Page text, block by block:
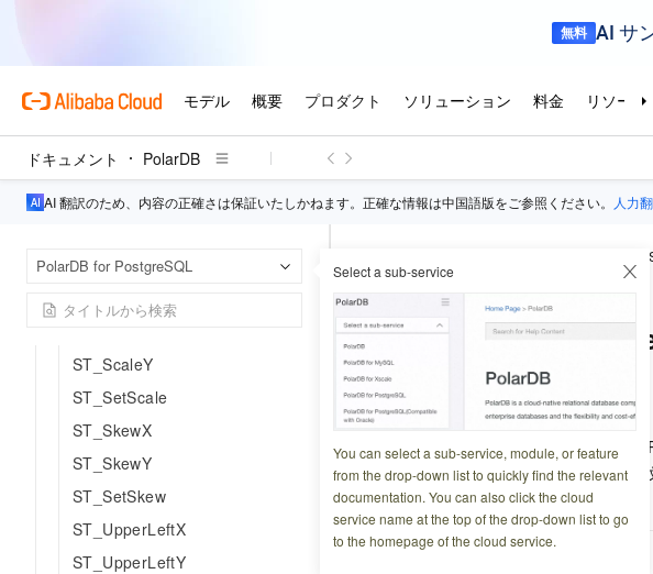
ドキュメント PolarDB
AI 翻訳のため、内容の正確さは保証いたしかねます。正確な情報は中国語版をご参照ください。 人力
PolarDB for PostgreSQL Select a sub-service
You can select a sub-service, module, or feature
from the drop-down list to quickly find the relevant
documentation. You can also click the cloud
service name at the top of the drop-down list to go
to the homepage of the cloud service.
ST_CellType
ST_InterleavingType
ST_TopPyramidLevel
ST_Extent
ST_ConvexHull
ST_Srid
ST_SetSrid
ST_ScaleY
ST_SetScale
ST_SkewX
ST_SkewY
ST_SetSkew
ST_UpperLeftX
ST_UpperLeftY
PolarDB for
ST_RPCGeoreference
更新日時
ラスタオブジェクトの有理多項式係数
にRPC 情報が含まれている場合、JSON
れていない場合は、nullが返されます。